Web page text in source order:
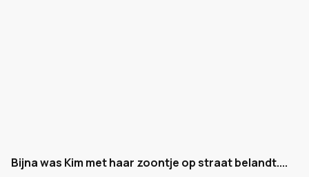
Bijna was Kim met haar zoontje op straat belandt....